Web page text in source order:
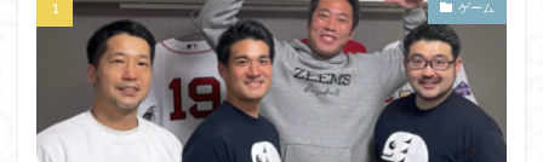
ゲーム